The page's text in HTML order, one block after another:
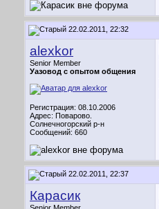
22.02.2011, 22:32
alexkor
Senior Member
Уазовод с опытом общения
Регистрация: 08.10.2006
Адрес: Поварово.
Солнечногорский р-н
Сообщений: 660
22.02.2011, 22:37
Карасик